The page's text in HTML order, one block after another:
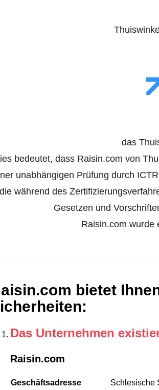
das
bedeutet, dass Raisin.com von
unabhängigen Prüfung durch
während des
Gesetzen und
Raisin.com wurde
bietet
:
Das Unternehmen
Raisin.com
Geschäftsadresse
Schlesische